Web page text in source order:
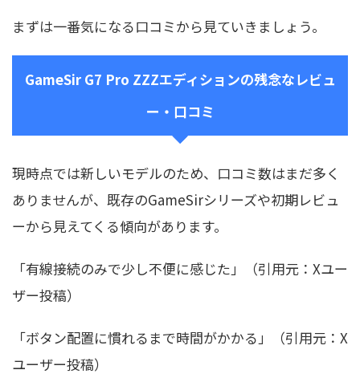
まずは一番気になる口コミから見ていきましょう。
GameSir G7 Pro ZZZエディションの残念なレビュ
ー・口コミ
現時点では新しいモデルのため、口コミ数はまだ多く
ありませんが、既存のGameSirシリーズや初期レビュ
ーから見えてくる傾向があります。
「有線接続のみで少し不便に感じた」（引用元：Xユー
ザー投稿）
「ボタン配置に慣れるまで時間がかかる」（引用元：X
ユーザー投稿）